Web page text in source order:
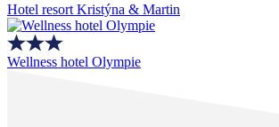
Hotel resort Kristýna & Martin
Wellness hotel Olympie